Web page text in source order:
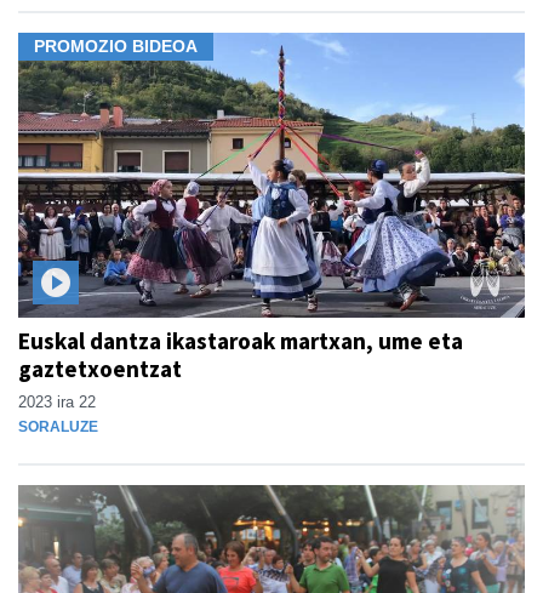
PROMOZIO BIDEOA
Euskal dantza ikastaroak martxan, ume eta
gaztetxoentzat
2023 ira 22
SORALUZE